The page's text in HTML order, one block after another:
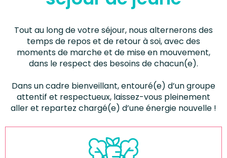
Tout au long de votre séjour, nous alternerons des
temps de repos et de retour à soi, avec des
moments de marche et de mise en mouvement,
dans le respect des besoins de chacun(e).
Dans un cadre bienveillant, entouré(e) d’un groupe
attentif et respectueux, laissez-vous pleinement
aller et repartez chargé(e) d’une énergie nouvelle !